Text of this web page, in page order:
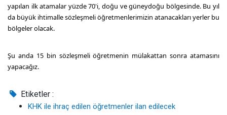
yapılan ilk atamalar yüzde 70'i, doğu ve güneydoğu bölgesinde. Bu yıl
da büyük ihtimalle sözleşmeli öğretmenlerimizin atanacakları yerler bu
bölgeler olacak.
Şu anda 15 bin sözleşmeli öğretmenin mülakattan sonra atamasını
yapacağız.
Etiketler :
KHK ile ihraç edilen öğretmenler ilan edilecek